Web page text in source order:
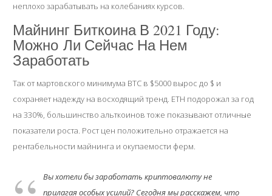
неплохо зарабатывать на колебаниях курсов.
Майнинг Биткоина В 2021 Году:
Можно Ли Сейчас На Нем
Заработать
Так от мартовского минимума ВТС в $5000 вырос до $ и
сохраняет надежду на восходящий тренд. ЕТН подорожал за год
на 330%, большинство альткоинов тоже показывают отличные
показатели роста. Рост цен положительно отражается на
рентабельности майнинга и окупаемости ферм.
Вы хотели бы заработать криптовалюту не
прилагая особых усилий? Сегодня мы расскажем, что